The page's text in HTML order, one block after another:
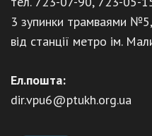
3 зупинки трамваями
від станції метро ім.
Ел.пошта:
dir.vpu6@ptukh.org.ua